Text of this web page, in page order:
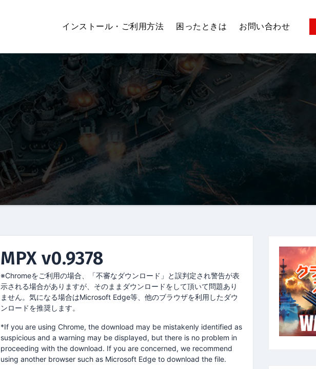
インストール・ご利用方法 困ったときは お問い合わせ
MPX v0.9378
※Chromeをご利用の場合、「不審なダウンロード」と誤判定され警告が表
示される場合がありますが、そのままダウンロードをして頂いて問題あり
ません。気になる場合はMicrosoft Edge等、他のブラウザを利用したダウ
ンロードを推奨します。
*If you are using Chrome, the download may be mistakenly identified as
suspicious and a warning may be displayed, but there is no problem in
proceeding with the download. If you are concerned, we recommend
using another browser such as Microsoft Edge to download the file.